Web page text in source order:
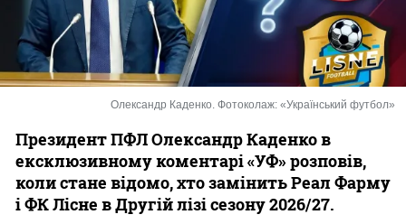
Олександр Каденко. Фотоколаж: «Український футбол»
Президент ПФЛ Олександр Каденко в
ексклюзивному коментарі «УФ» розповів,
коли стане відомо, хто замінить Реал Фарму
і ФК Лісне в Другій лізі сезону 2026/27.